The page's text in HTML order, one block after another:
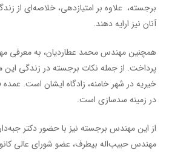
برجسته، علاوه بر امتیازدهی، خلاصه‌ای از
آنان نیز ارایه دهند.
همچنین مهندس محمد عطاردیان، به معرفی
پرداخت. از جمله نکات برجسته در زندگی این
خیریه در شهر خامنه، زادگاه ایشان است.
در زمینه سدسازی است.
از این مهندس برجسته نیز با حضور دکتر
مهندس حبیب‌اله بیطرف، عضو شورای عالی